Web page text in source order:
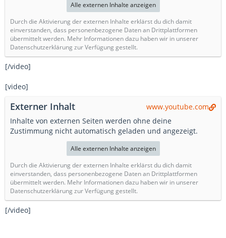
Alle externen Inhalte anzeigen
Durch die Aktivierung der externen Inhalte erklärst du dich damit
einverstanden, dass personenbezogene Daten an Drittplattformen
übermittelt werden. Mehr Informationen dazu haben wir in unserer
Datenschutzerklärung zur Verfügung gestellt.
[/video]
[video]
Externer Inhalt
www.youtube.com
Inhalte von externen Seiten werden ohne deine
Zustimmung nicht automatisch geladen und angezeigt.
Alle externen Inhalte anzeigen
Durch die Aktivierung der externen Inhalte erklärst du dich damit
einverstanden, dass personenbezogene Daten an Drittplattformen
übermittelt werden. Mehr Informationen dazu haben wir in unserer
Datenschutzerklärung zur Verfügung gestellt.
[/video]